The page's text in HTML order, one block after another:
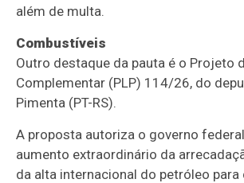
além de multa.
Combustíveis
Outro destaque da pauta é o Projeto
Complementar (PLP) 114/26, do
Pimenta (PT-RS).
A proposta autoriza o governo
aumento extraordinário da
da alta internacional do petróleo para